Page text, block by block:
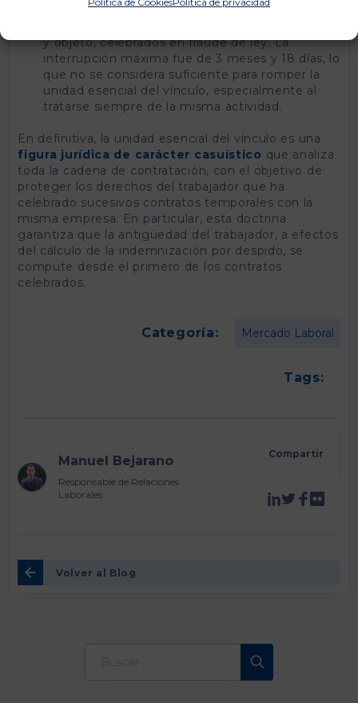
contractual enmascarado mediante la sucesión
y objeto, celebrados en fraude de ley. La
interrupción máxima fue de 3 meses y 18 días, lo
que no se considera suficiente para romper la
unidad esencial del vínculo, especialmente al
tratarse siempre de la misma actividad.
En definitiva, la unidad esencial del vínculo es una
figura jurídica de carácter casuístico que analiza
toda la cadena de contratación, con el objetivo de
proteger los derechos del trabajador que ha
celebrado sucesivos contratos temporales con la
misma empresa. En particular, esta doctrina
garantiza que la antigüedad del trabajador, a efectos
del cálculo de la indemnización por despido, se
compute desde el primero de los contratos
celebrados.
Categoría: Mercado Laboral
Tags:
Manuel Bejarano
Responsable de Relaciones
Laborales
Compartir
Volver al Blog